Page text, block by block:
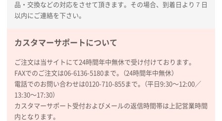
山口県P社様
③1枚
希望の商品の取り扱いがあったので
大阪府のお客様
厚手コットンマチ付トートL ナチュラル(A4対応)
200枚
品・交換などの対応をさせて頂きます。その場合、到着日より７日
以内にご連絡を下さい。
カスタマーサポートについて
ご注文は当サイトにて24時間年中無休で受け付けております。
FAXでのご注文は06-6136-5180まで。（24時間年中無休）
電話でのお問い合わせは0120-710-855まで。（平日9:30〜12:00／
13:30〜17:30）
カスタマーサポート受付およびメールの返信時間帯は上記営業時間
内となります。